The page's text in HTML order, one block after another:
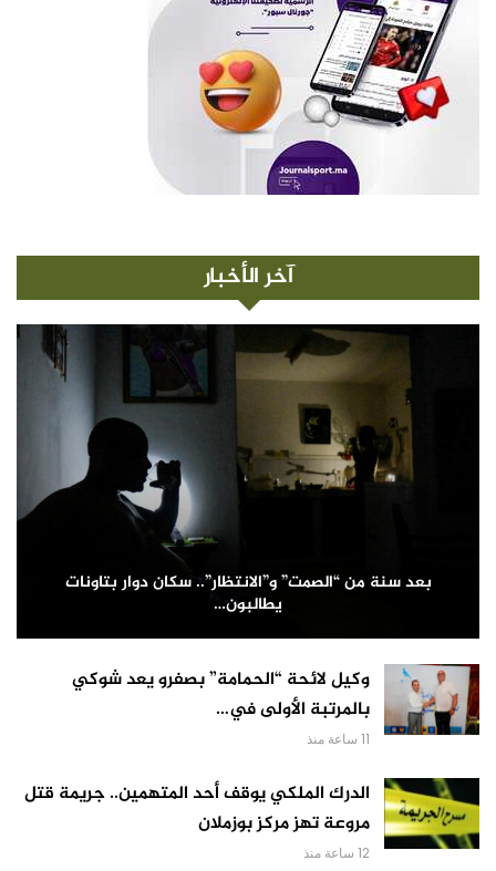
آخر الأخبار
بعد سنة من “الصمت” و”الانتظار”.. سكان دوار بتاونات
يطالبون…
وكيل لائحة “الحمامة” بصفرو يعد شوكي
بالمرتبة الأولى في…
11 ساعة منذ
الدرك الملكي يوقف أحد المتهمين.. جريمة قتل
مروعة تهز مركز بوزملان
12 ساعة منذ